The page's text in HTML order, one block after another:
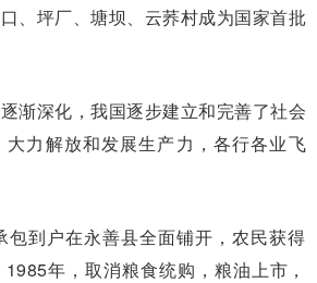
、坪厂、塘坝、云荞村成为国家首批
渐深化，我国逐步建立和完善了社会
大力解放和发展生产力，各行各业飞
包到户在永善县全面铺开，农民获得
年，取消粮食统购，粮油上市，